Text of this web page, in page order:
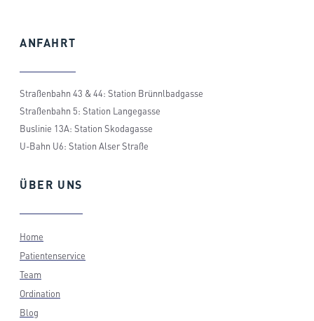
ANFAHRT
Straßenbahn 43 & 44: Station Brünnlbadgasse
Straßenbahn 5: Station Langegasse
Buslinie 13A: Station Skodagasse
U-Bahn U6: Station Alser Straße
ÜBER UNS
Home
Patientenservice
Team
Ordination
Blog